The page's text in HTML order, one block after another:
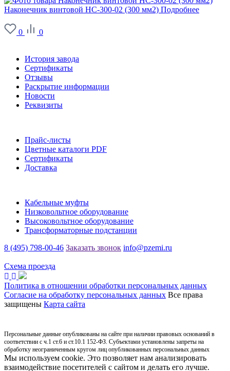
Наконечник винтовой НС-300-02 (300 мм2) Подробнее
0
0
История завода
Сертификаты
Отзывы
Раскрытие информации
Новости
Реквизиты
Прайс-листы
Цветные каталоги PDF
Сертификаты
Доставка
Кабельные муфты
Низковольтное оборудование
Высоковольтное оборудование
Трансформаторные подстанции
8 (495) 798-00-46 Заказать звонок info@pzemi.ru
Схема проезда
Политика в отношении обработки персональных данных
Согласие на обработку персональных данных Все права
защищены Карта сайта
Персональные данные опубликованы на сайте при наличии правовых оснований в
соответствии с ч.1 ст.6 и ст.10.1 152-ФЗ. Субъектами установлены запреты на
обработку неограниченным кругом лиц опубликованных персональных данных
Мы используем cookie. Это позволяет нам анализировать
взаимодействие посетителей с сайтом и делать его лучше.